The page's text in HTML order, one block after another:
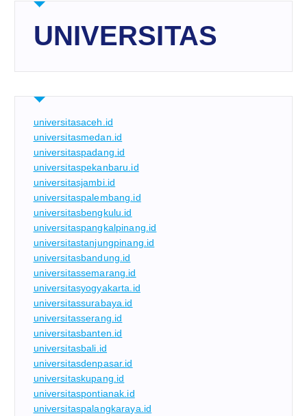
UNIVERSITAS
universitasaceh.id
universitasmedan.id
universitaspadang.id
universitaspekanbaru.id
universitasjambi.id
universitaspalembang.id
universitasbengkulu.id
universitaspangkalpinang.id
universitastanjungpinang.id
universitasbandung.id
universitassemarang.id
universitasyogyakarta.id
universitassurabaya.id
universitasserang.id
universitasbanten.id
universitasbali.id
universitasdenpasar.id
universitaskupang.id
universitaspontianak.id
universitaspalangkaraya.id